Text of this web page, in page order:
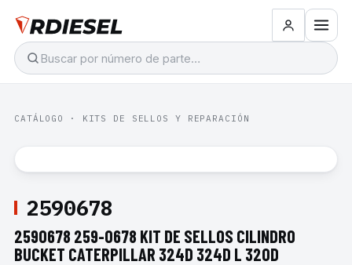
CATÁLOGO · KITS DE SELLOS Y REPARACIÓN
2590678
2590678 259-0678 KIT DE SELLOS CILINDRO
BUCKET CATERPILLAR 324D 324D L 320D